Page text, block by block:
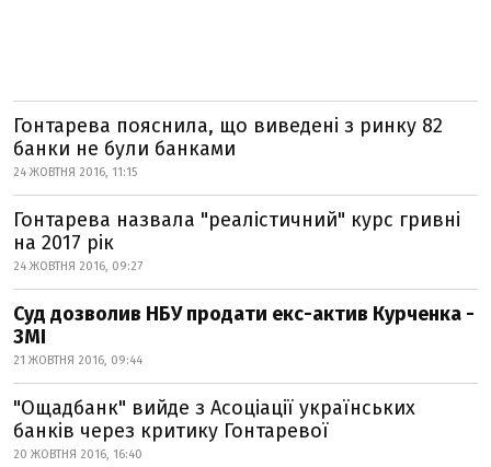
Гонтарева пояснила, що виведені з ринку 82
банки не були банками
24 ЖОВТНЯ 2016, 11:15
Гонтарева назвала "реалістичний" курс гривні
на 2017 рік
24 ЖОВТНЯ 2016, 09:27
Суд дозволив НБУ продати екс-актив Курченка -
ЗМІ
21 ЖОВТНЯ 2016, 09:44
"Ощадбанк" вийде з Асоціації українських
банків через критику Гонтаревої
20 ЖОВТНЯ 2016, 16:40